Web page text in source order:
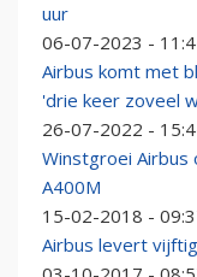
uur
06-07-2023 -
Airbus komt met
'drie keer zoveel
26-07-2022 -
Winstgroei Airbus
A400M
15-02-2018 -
Airbus levert